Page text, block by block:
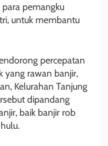
para pemangku
untuk membantu
percepatan
yang rawan banjir,
Kelurahan Tanjung
dipandang
baik banjir rob